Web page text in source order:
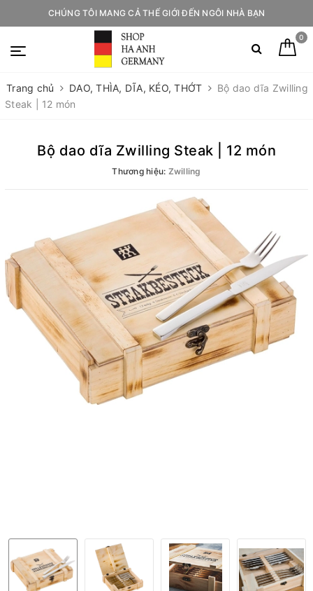
CHÚNG TÔI MANG CẢ THẾ GIỚI ĐẾN NGÔI NHÀ BẠN
0
Trang chủ DAO, THÌA, DĨA, KÉO, THỚT
Bộ dao dĩa Zwilling
Steak | 12 món
Bộ dao dĩa Zwilling Steak | 12 món
Thương hiệu: Zwilling